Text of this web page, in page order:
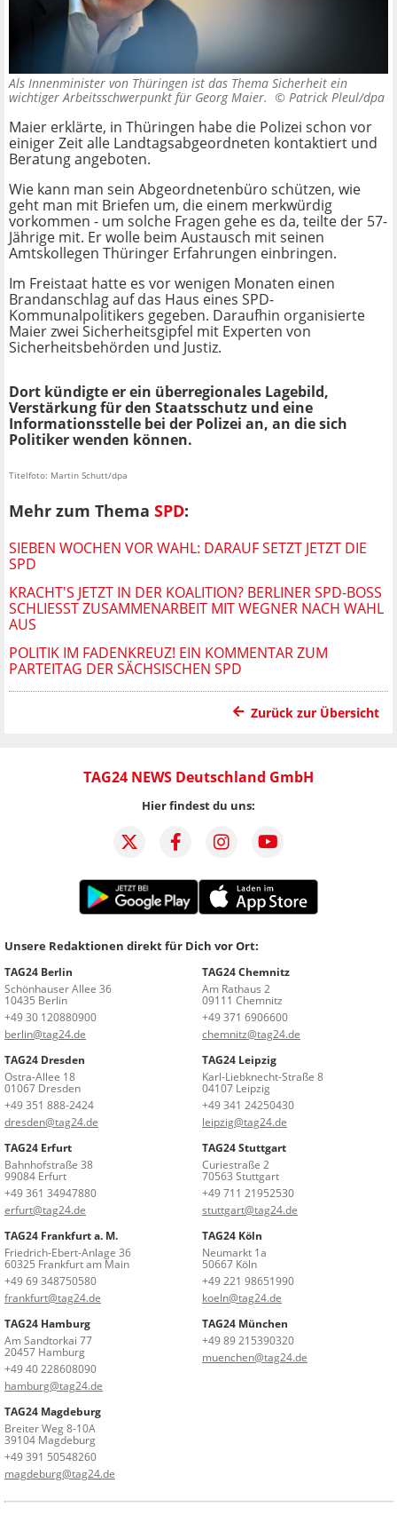
Als Innenminister von Thüringen ist das Thema Sicherheit ein
wichtiger Arbeitsschwerpunkt für Georg Maier. © Patrick Pleul/dpa
Maier erklärte, in Thüringen habe die Polizei schon vor
einiger Zeit alle Landtagsabgeordneten kontaktiert und
Beratung angeboten.
Wie kann man sein Abgeordnetenbüro schützen, wie
geht man mit Briefen um, die einem merkwürdig
vorkommen - um solche Fragen gehe es da, teilte der 57-
Jährige mit. Er wolle beim Austausch mit seinen
Amtskollegen Thüringer Erfahrungen einbringen.
Im Freistaat hatte es vor wenigen Monaten einen
Brandanschlag auf das Haus eines SPD-
Kommunalpolitikers gegeben. Daraufhin organisierte
Maier zwei Sicherheitsgipfel mit Experten von
Sicherheitsbehörden und Justiz.
Dort kündigte er ein überregionales Lagebild,
Verstärkung für den Staatsschutz und eine
Informationsstelle bei der Polizei an, an die sich
Politiker wenden können.
Titelfoto: Martin Schutt/dpa
Mehr zum Thema SPD:
SIEBEN WOCHEN VOR WAHL: DARAUF SETZT JETZT DIE
SPD
KRACHT'S JETZT IN DER KOALITION? BERLINER SPD-BOSS
SCHLIESST ZUSAMMENARBEIT MIT WEGNER NACH WAHL A
US
POLITIK IM FADENKREUZ! EIN KOMMENTAR ZUM
PARTEITAG DER SÄCHSISCHEN SPD
Zurück zur Übersicht
TAG24 NEWS Deutschland GmbH
Hier findest du uns:
Unsere Redaktionen direkt für Dich vor Ort:
TAG24 Berlin
Schönhauser Allee 36
10435 Berlin
+49 30 120880900
berlin@tag24.de
TAG24 Chemnitz
Am Rathaus 2
09111 Chemnitz
+49 371 6906600
chemnitz@tag24.de
TAG24 Dresden
Ostra-Allee 18
01067 Dresden
+49 351 888-2424
dresden@tag24.de
TAG24 Leipzig
Karl-Liebknecht-Straße 8
04107 Leipzig
+49 341 24250430
leipzig@tag24.de
TAG24 Erfurt
Bahnhofstraße 38
99084 Erfurt
+49 361 34947880
erfurt@tag24.de
TAG24 Stuttgart
Curiestraße 2
70563 Stuttgart
+49 711 21952530
stuttgart@tag24.de
TAG24 Frankfurt a. M.
Friedrich-Ebert-Anlage 36
60325 Frankfurt am Main
+49 69 348750580
frankfurt@tag24.de
TAG24 Köln
Neumarkt 1a
50667 Köln
+49 221 98651990
koeln@tag24.de
TAG24 Hamburg
Am Sandtorkai 77
20457 Hamburg
+49 40 228608090
hamburg@tag24.de
TAG24 München
+49 89 215390320
muenchen@tag24.de
TAG24 Magdeburg
Breiter Weg 8-10A
39104 Magdeburg
+49 391 50548260
magdeburg@tag24.de